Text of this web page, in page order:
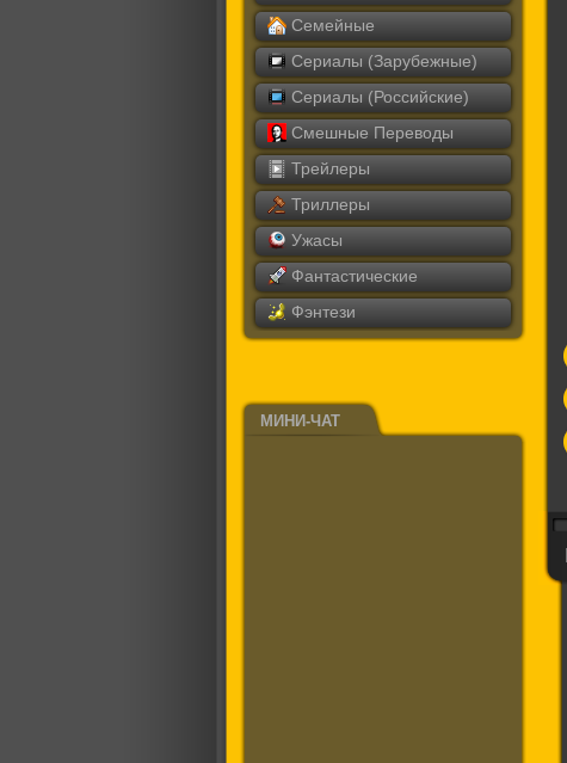
Семейные
Сериалы (Зарубежные)
Сериалы (Российские)
Смешные Переводы
Трейлеры
Триллеры
Ужасы
Фантастические
Фэнтези
МИНИ-ЧАТ